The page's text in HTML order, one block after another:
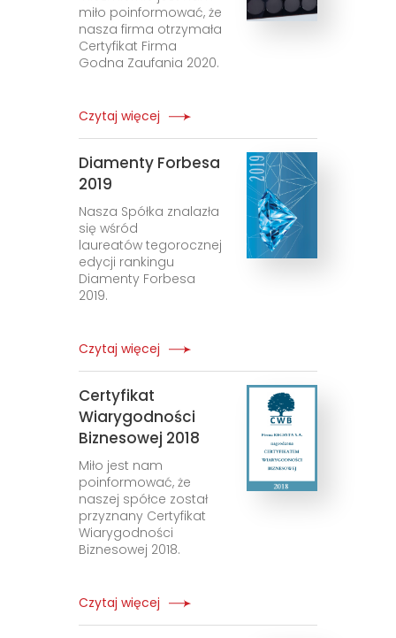
miło poinformować, że
nasza firma otrzymała
Certyfikat Firma
Godna Zaufania 2020.
Czytaj więcej
Diamenty Forbesa
2019
Nasza Spółka znalazła
się wśród
laureatów tegorocznej
edycji rankingu
Diamenty Forbesa
2019.
Czytaj więcej
Certyfikat
Wiarygodności
Biznesowej 2018
Miło jest nam
poinformować, że
naszej spółce został
przyznany Certyfikat
Wiarygodności
Biznesowej 2018.
Czytaj więcej